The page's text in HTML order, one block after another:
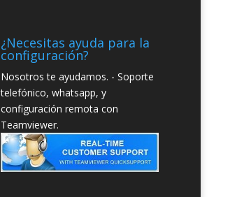
¿Necesitas ayuda para la
configuración?
Nosotros te ayudamos. - Soporte
telefónico, whatsapp, y
configuración remota con
Teamviewer.